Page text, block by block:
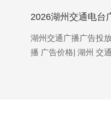
2026湖州交通电台
湖州交通广播广告投
播 广告价格| 湖州 交